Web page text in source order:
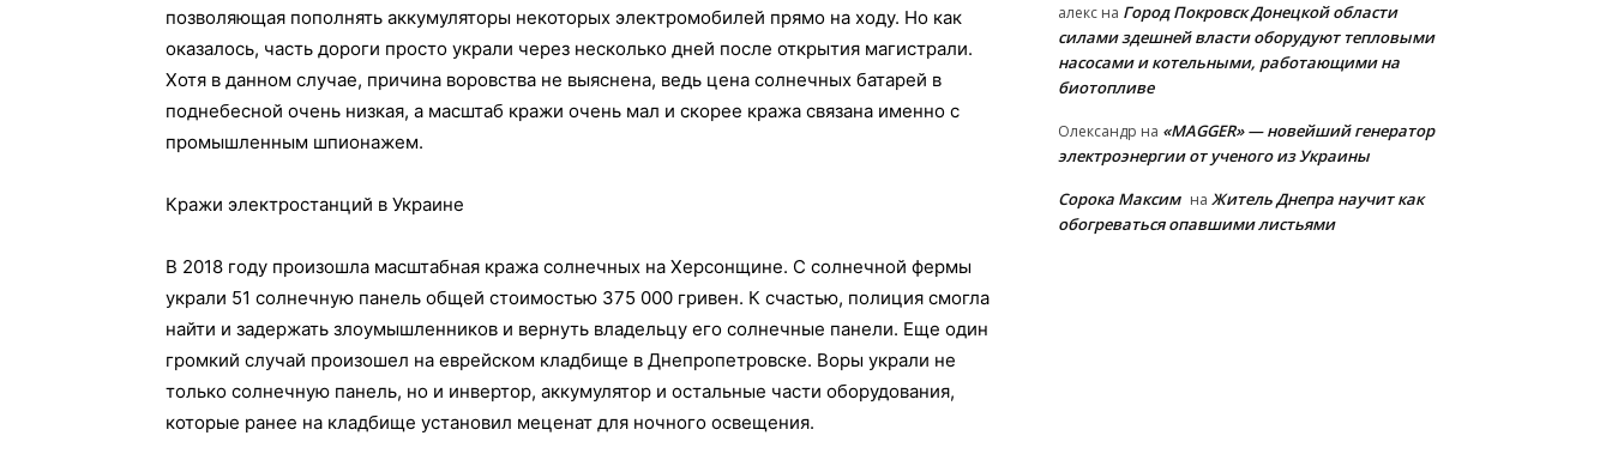
позволяющая пополнять аккумуляторы некоторых электромобилей прямо на ходу. Но как
оказалось, часть дороги просто украли через несколько дней после открытия магистрали.
Хотя в данном случае, причина воровства не выяснена, ведь цена солнечных батарей в
поднебесной очень низкая, а масштаб кражи очень мал и скорее кража связана именно с
промышленным шпионажем.
Кражи электростанций в Украине
В 2018 году произошла масштабная кража солнечных на Херсонщине. С солнечной фермы
украли 51 солнечную панель общей стоимостью 375 000 гривен. К счастью, полиция смогла
найти и задержать злоумышленников и вернуть владельцу его солнечные панели. Еще один
громкий случай произошел на еврейском кладбище в Днепропетровске. Воры украли не
только солнечную панель, но и инвертор, аккумулятор и остальные части оборудования,
которые ранее на кладбище установил меценат для ночного освещения.
алекс на Город Покровск Донецкой области
силами здешней власти оборудуют тепловыми
насосами и котельными, работающими на
биотопливе
Олександр на «MAGGER» — новейший генератор
электроэнергии от ученого из Украины
Сорока Максим на Житель Днепра научит как
обогреваться опавшими листьями